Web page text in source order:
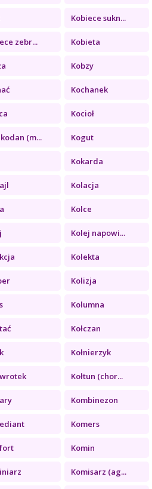
Kobiece sukn...
zebr... Kobieta
Kobzy
Kochanek
Kocioł
(m... Kogut
Kokarda
Kolacja
Kolce
Kolej napowi...
Kolekta
Kolizja
Kolumna
Kołczan
Kołnierzyk
Kołtun (chor...
Kombinezon
Komers
Komin
Komisarz (ag...